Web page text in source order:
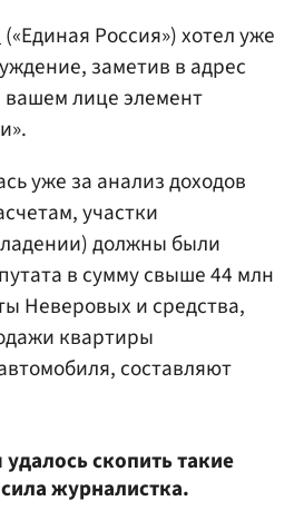
(«Единая Россия») хотел уже
заметив в адрес
вашем лице элемент
уже за анализ доходов
участки
должны были
в сумму свыше 44 млн
Неверовых и средства,
квартиры
составляют
скопить такие
журналистка.